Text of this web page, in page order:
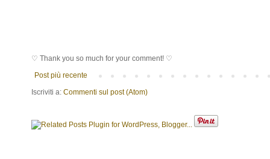
♡ Thank you so much for your comment! ♡
Post più recente
Iscriviti a: Commenti sul post (Atom)